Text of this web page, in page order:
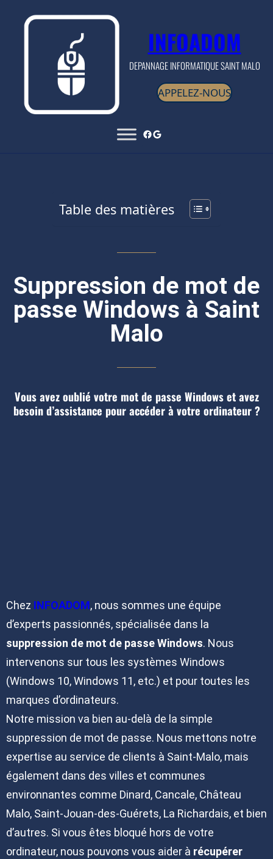
INFOADOM
DEPANNAGE INFORMATIQUE SAINT MALO
APPELEZ-NOUS
Table des matières
Suppression de mot de
passe Windows à Saint
Malo
Vous avez oublié votre mot de passe Windows et avez
besoin d’assistance pour accéder à votre ordinateur ?
Chez INFOADOM, nous sommes une équipe
d’experts passionnés, spécialisée dans la
suppression de mot de passe Windows. Nous
intervenons sur tous les systèmes Windows
(Windows 10, Windows 11, etc.) et pour toutes les
marques d’ordinateurs.
Notre mission va bien au-delà de la simple
suppression de mot de passe. Nous mettons notre
expertise au service de clients à Saint-Malo, mais
également dans des villes et communes
environnantes comme Dinard, Cancale, Château
Malo, Saint-Jouan-des-Guérets, La Richardais, et bien
d’autres. Si vous êtes bloqué hors de votre
ordinateur, nous pouvons vous aider à récupérer